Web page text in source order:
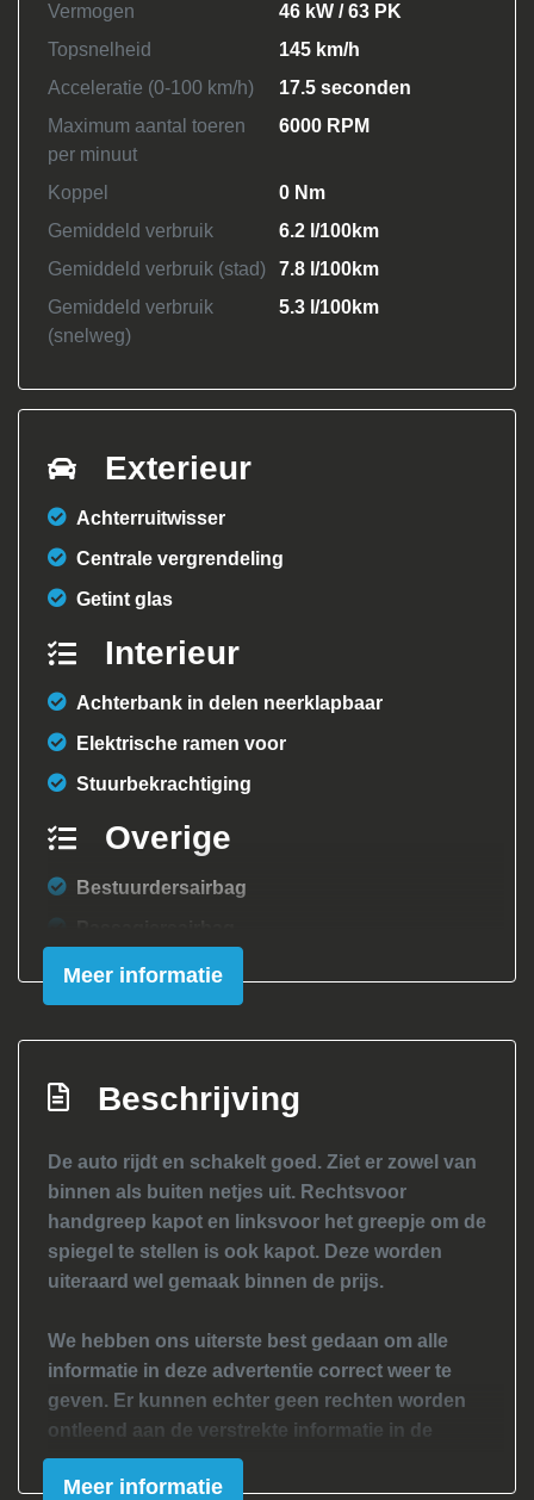
Vermogen
46 kW / 63 PK
Topsnelheid
145 km/h
Acceleratie (0-100 km/h)
17.5 seconden
Maximum aantal toeren
per minuut
6000 RPM
Koppel
0 Nm
Gemiddeld verbruik
6.2 l/100km
Gemiddeld verbruik (stad)
7.8 l/100km
Gemiddeld verbruik
(snelweg)
5.3 l/100km
Exterieur
Achterruitwisser
Centrale vergrendeling
Getint glas
Interieur
Achterbank in delen neerklapbaar
Elektrische ramen voor
Stuurbekrachtiging
Overige
Bestuurdersairbag
Meer informatie
Beschrijving
De auto rijdt en schakelt goed. Ziet er zowel van
binnen als buiten netjes uit. Rechtsvoor
handgreep kapot en linksvoor het greepje om de
spiegel te stellen is ook kapot. Deze worden
uiteraard wel gemaak binnen de prijs.
We hebben ons uiterste best gedaan om alle
informatie in deze advertentie correct weer te
geven. Er kunnen echter geen rechten worden
ontleend aan de verstrekte informatie in de
advertentie. Vertrouw niet alleen op deze
informatie maar controleer altijd zelf de zaken
Meer informatie